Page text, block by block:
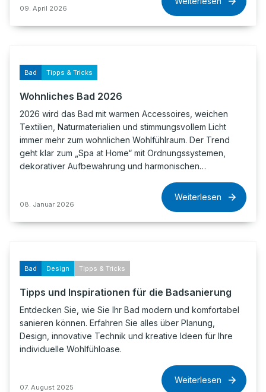
09. April 2026
Bad Tipps & Tricks
Wohnliches Bad 2026
2026 wird das Bad mit warmen Accessoires, weichen
Textilien, Naturmaterialien und stimmungsvollem Licht
immer mehr zum wohnlichen Wohlfühlraum. Der Trend
geht klar zum „Spa at Home“ mit Ordnungssystemen,
dekorativer Aufbewahrung und harmonischen…
08. Januar 2026
Weiterlesen
Bad Design Tipps & Tricks
Tipps und Inspirationen für die Badsanierung
Entdecken Sie, wie Sie Ihr Bad modern und komfortabel
sanieren können. Erfahren Sie alles über Planung,
Design, innovative Technik und kreative Ideen für Ihre
individuelle Wohlfühloase.
07. August 2025
Weiterlesen